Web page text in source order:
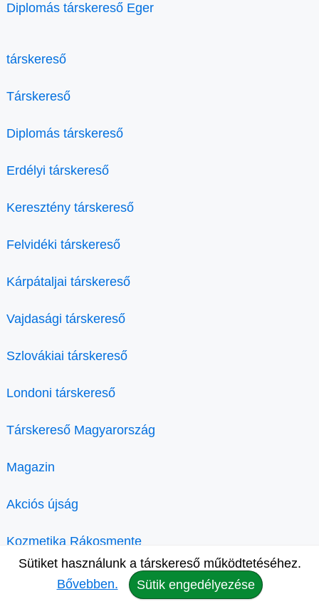
Diplomás társkereső Eger
társkereső
Társkereső
Diplomás társkereső
Erdélyi társkereső
Keresztény társkereső
Felvidéki társkereső
Kárpátaljai társkereső
Vajdasági társkereső
Szlovákiai társkereső
Londoni társkereső
Társkereső Magyarország
Magazin
Akciós újság
Kozmetika Rákosmente
Sütiket használunk a társkereső működtetéséhez.
Bővebben.
Sütik engedélyezése